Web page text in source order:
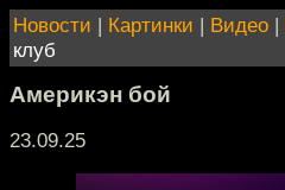
Новости | Картинки | Видео |
клуб
Америкэн бой
23.09.25